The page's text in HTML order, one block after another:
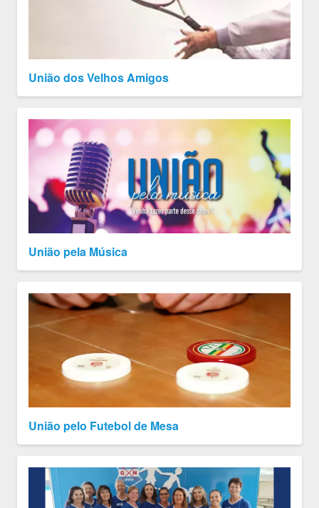
União dos Velhos Amigos
União pela Música
União pelo Futebol de Mesa